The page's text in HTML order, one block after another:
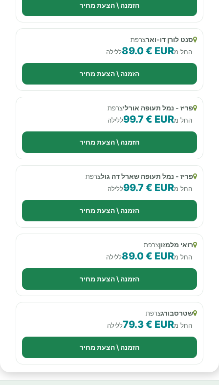
הזמנה \ הצעת מחיר
סנט לורן דו-וארצרפת
החל מ89.0 € EURללילה
הזמנה \ הצעת מחיר
פריז - נמל תעופה אורליצרפת
החל מ99.7 € EURללילה
הזמנה \ הצעת מחיר
פריז - נמל תעופה שארל דה גולצרפת
החל מ99.7 € EURללילה
הזמנה \ הצעת מחיר
רואי מלמזוןצרפת
החל מ89.0 € EURללילה
הזמנה \ הצעת מחיר
שטרסבורגצרפת
החל מ79.3 € EURללילה
הזמנה \ הצעת מחיר